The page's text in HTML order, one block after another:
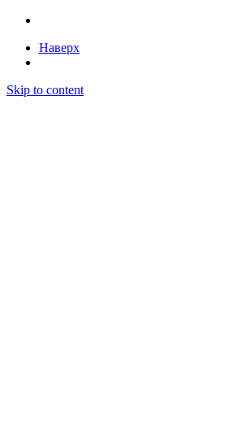
Наверх
Skip to content